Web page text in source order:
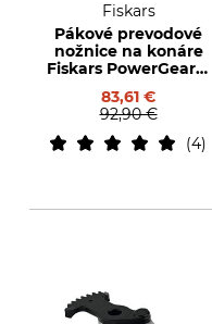
Fiskars
Pákové prevodové
nožnice na konáre
Fiskars PowerGear X
83,61 €
92,90 €
4